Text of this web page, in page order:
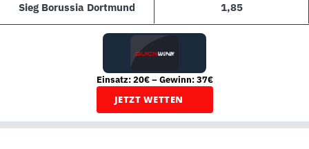
Sieg Borussia Dortmund 1,85
Einsatz: 20€ – Gewinn: 37€
JETZT WETTEN